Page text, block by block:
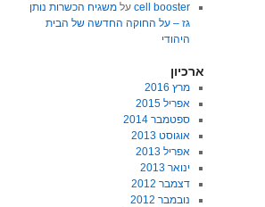
cell boosterעל משגיח הכשרות נותן
גז – על החוקה החדשה של הבית
היהודי
ארכיון
מרץ 2016
אפריל 2015
ספטמבר 2014
אוגוסט 2013
אפריל 2013
ינואר 2013
דצמבר 2012
נובמבר 2012